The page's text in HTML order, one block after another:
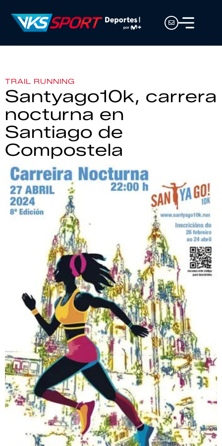
TRAIL RUNNING
Santyago10k, carrera
nocturna en
Santiago de
Compostela